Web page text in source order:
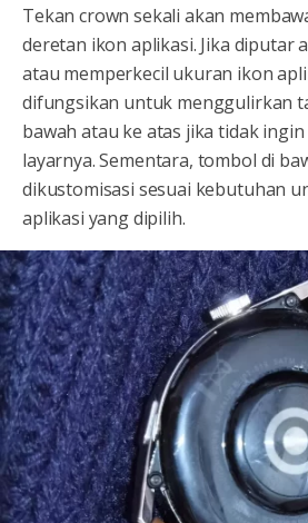
Tekan crown sekali akan
deretan ikon aplikasi. Jika diputar
atau memperkecil ukuran ikon
difungsikan untuk menggulirkan
bawah atau ke atas jika tidak
layarnya. Sementara, tombol di
dikustomisasi sesuai kebutuhan
aplikasi yang dipilih.